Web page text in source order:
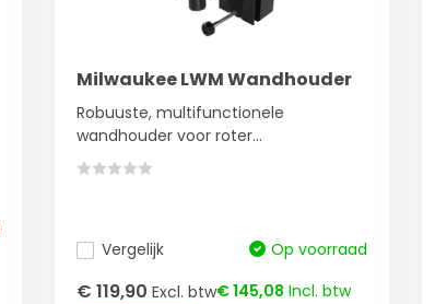
Milwaukee LWM Wandhouder
Robuuste, multifunctionele
wandhouder voor roter...
Vergelijk Op voorraad
€ 119,90 Excl. btw€ 145,08 Incl. btw